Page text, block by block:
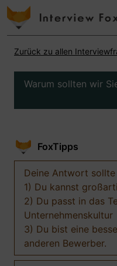
Zurück zu allen
Warum sollten wir
FoxTipps
Deine Antwort
1) Du kannst
2) Du passt in das
Unternehmenskultur
3) Du bist eine
anderen Bewerber.